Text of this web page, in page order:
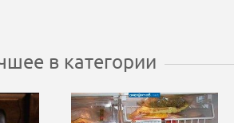
в категории